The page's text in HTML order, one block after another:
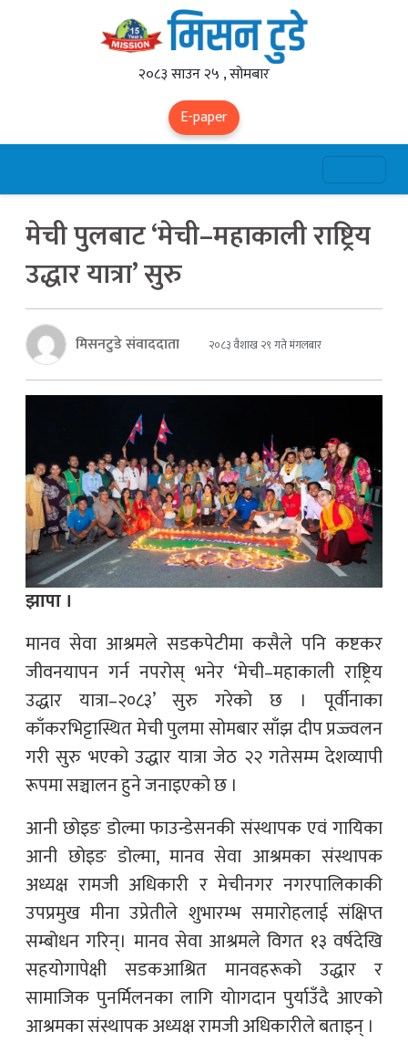
२०८३ साउन २५ , सोमबार
E-paper
मेची पुलबाट ‘मेची–महाकाली राष्ट्रिय
उद्धार यात्रा’ सुरु
मिसनटुडे संवाददाता २०८३ वैशाख २९ गते मंगलबार
झापा ।
मानव सेवा आश्रमले सडकपेटीमा कसैले पनि कष्टकर
जीवनयापन गर्न नपरोस् भनेर ‘मेची–महाकाली राष्ट्रिय
उद्धार यात्रा–२०८३’ सुरु गरेको छ । पूर्वीनाका
काँकरभिट्टास्थित मेची पुलमा सोमबार साँझ दीप प्रज्ज्वलन
गरी सुरु भएको उद्धार यात्रा जेठ २२ गतेसम्म देशव्यापी
रूपमा सञ्चालन हुने जनाइएको छ ।
आनी छोइङ डोल्मा फाउन्डेसनकी संस्थापक एवं गायिका
आनी छोइङ डोल्मा, मानव सेवा आश्रमका संस्थापक
अध्यक्ष रामजी अधिकारी र मेचीनगर नगरपालिकाकी
उपप्रमुख मीना उप्रेतीले शुभारम्भ समारोहलाई संक्षिप्त
सम्बोधन गरिन्। मानव सेवा आश्रमले विगत १३ वर्षदेखि
सहयोगापेक्षी सडकआश्रित मानवहरूको उद्धार र
सामाजिक पुनर्मिलनका लागि योागदान पुर्याउँदै आएको
आश्रमका संस्थापक अध्यक्ष रामजी अधिकारीले बताइन् ।